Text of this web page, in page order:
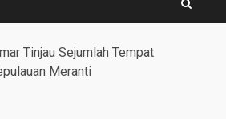
Tinjau Sejumlah Tempat
Meranti